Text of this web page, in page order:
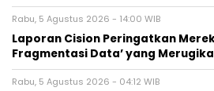
Rabu, 5 Agustus 2026 - 14:00 WIB
Laporan Cision Peringatkan
Fragmentasi Data’ yang
Rabu, 5 Agustus 2026 - 04:12 WIB